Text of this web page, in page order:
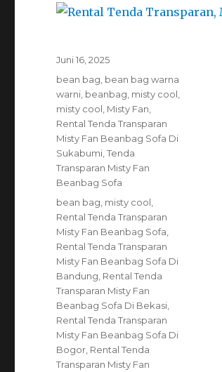
Posted
on
Juni 16, 2025
Categories
bean bag bean bag warna
warni beanbag misty cool
misty cool Misty Fan
Rental Tenda Transparan
Misty Fan Beanbag Sofa Di
Sukabumi ,Tenda
Transparan Misty Fan
Beanbag Sofa
Tags
bean bag misty cool
Rental Tenda Transparan
Misty Fan Beanbag Sofa
Rental Tenda Transparan
Misty Fan Beanbag Sofa Di
Bandung Rental Tenda
Transparan Misty Fan
Beanbag Sofa Di Bekasi
Rental Tenda Transparan
Misty Fan Beanbag Sofa Di
Bogor Rental Tenda
Transparan Misty Fan